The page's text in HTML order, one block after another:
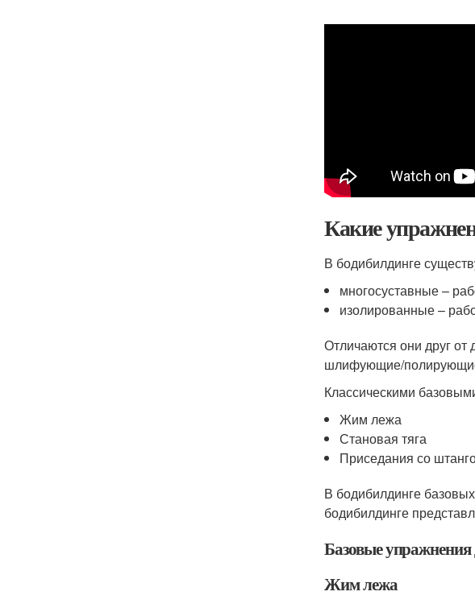
Какие
В бодибилдинге
многосуставные –
изолированные –
Отличаются они друг
шлифующие/
Классическими
Жим лежа
Становая тяга
Приседания со
В бодибилдинге
бодибилдинге
Базовые
Жим лежа